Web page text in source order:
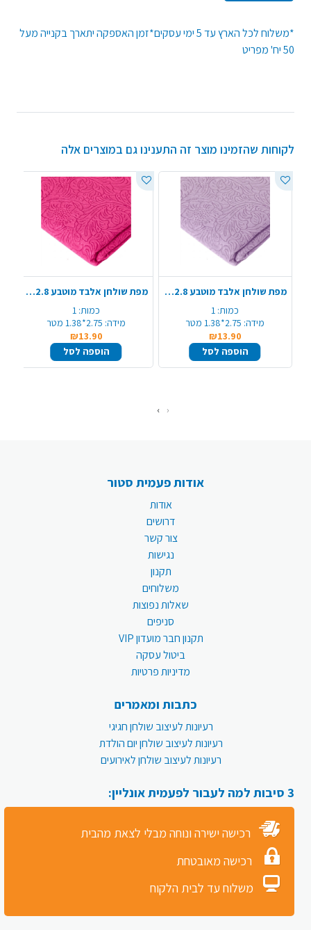
*משלוח לכל הארץ עד 5 ימי עסקים*זמן האספקה יתארך בקנייה מעל
50 יח' מפריט
לקוחות שהזמינו מוצר זה התענינו גם במוצרים אלה
מפת שולחן אלבד מוטבע 1.4X2.8 מ' - סגול לילך
כמות: 1
מידה: 2.75*1.38 מטר
₪13.90
הוספה לסל
מפת שולחן אלבד מוטבע 1.4X2.8 מ' - ורוד פוקסיה
כמות: 1
מידה: 2.75*1.38 מטר
₪13.90
הוספה לסל
‹
›
אודות פעמית סטור
אודות
דרושים
צור קשר
נגישות
תקנון
משלוחים
שאלות נפוצות
סניפים
תקנון חבר מועדון VIP
ביטול עסקה
מדיניות פרטיות
כתבות ומאמרים
רעיונות לעיצוב שולחן חגיגי
רעיונות לעיצוב שולחן יום הולדת
רעיונות לעיצוב שולחן לאירועים
3 סיבות למה לעבור לפעמית אונליין:
רכישה ישירה ונוחה מבלי לצאת מהבית
רכישה מאובטחת
משלוח עד לבית הלקוח